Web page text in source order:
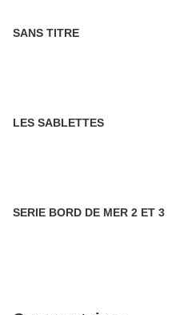
SANS TITRE
LES SABLETTES
SERIE BORD DE MER 2 ET 3